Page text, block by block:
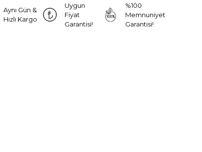
Aynı Gün &
Hızlı Kargo
Uygun
Fiyat
Garantisi!
%100
Memnuniyet
Garantisi!